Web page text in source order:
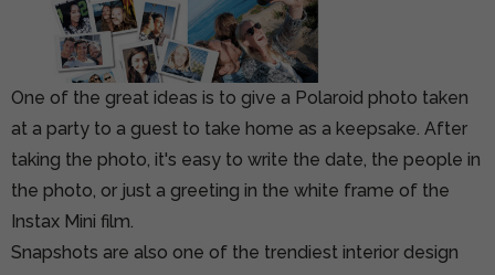
One of the great ideas is to give a Polaroid photo taken
at a party to a guest to take home as a keepsake. After
taking the photo, it's easy to write the date, the people in
the photo, or just a greeting in the white frame of the
Instax Mini film.
Snapshots are also one of the trendiest interior design